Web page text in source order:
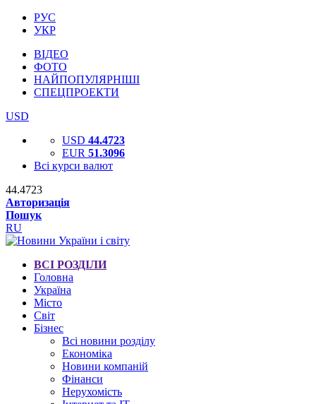
РУС
УКР
ВІДЕО
ФОТО
НАЙПОПУЛЯРНІШІ
СПЕЦПРОЕКТИ
USD
USD 44.4723
EUR 51.3096
Всі курси валют
44.4723
Авторизація
Пошук
RU
ВСІ РОЗДІЛИ
Головна
Україна
Місто
Світ
Бізнес
Всі новини розділу
Економіка
Новини компаній
Фінанси
Нерухомість